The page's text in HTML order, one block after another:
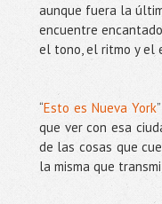
aunque fuera la
encuentre
el tono, el ritmo y el
“Esto es Nueva York
que ver con esa
de las cosas que
la misma que